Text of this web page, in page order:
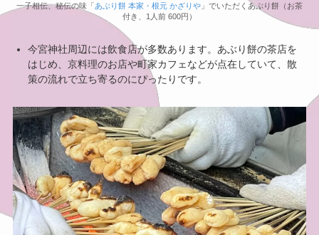
一子相伝、秘伝の味「あぶり餅 本家・根元 かざりや 」でいただくあぶり餅（お茶
付き、1人前 600円）
今宮神社周辺には飲食店が多数あります。あぶり餅の茶店を
はじめ、京料理のお店や町家カフェなどが点在していて、散
策の流れで立ち寄るのにぴったりです。